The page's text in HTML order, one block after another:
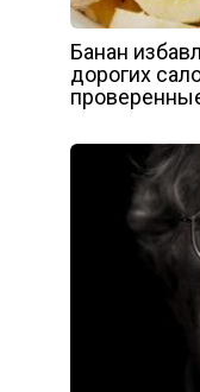
Банан
дорогих